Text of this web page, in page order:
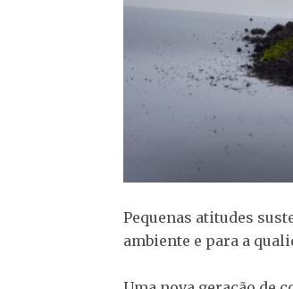
Pequenas atitudes
ambiente e para a